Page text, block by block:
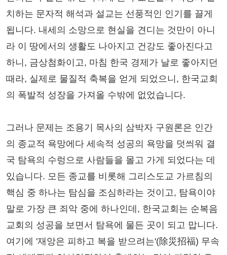
치하는 문자적 해석과 설교는 선풍적인 인기를 끌게
됩니다. 내세의 소망으로 현실을 견디는 것만이 아니
라 이 땅에서의 생활도 나아지고 건강도 좋아진다고
하니, 금상첨화이고, 마침 한국 경제가 날로 좋아지던
때라, 실제로 물질적 축복을 얻게 되었으니, 한국교회
의 폭발적 성장을 가져올 수밖에 없었습니다.
그러나 문제는 조용기 목사의 삼박자 구원론은 인간
의 종교적 욕망에다 세속적 성공의 욕망을 덧씌워 결
국 탐욕의 수렁으로 사람들을 몰고 가게 되었다는 데
있습니다. 모든 종교를 비롯해 그리스도교 가르침의
핵심 중 하나는 탐심을 조심하라는 것이고, 탐욕이야
말로 가장 큰 죄악 중에 하나인데, 한국교회는 순복음
교회의 성공을 보면서 탐욕에 물든 곳이 되고 맙니다.
여기에 '재앙은 피하고 복을 받으려는'(除災招福) 무속